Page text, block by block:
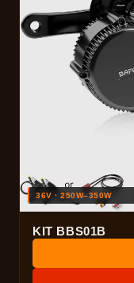
36V · 250W–350W
KIT BBS01B